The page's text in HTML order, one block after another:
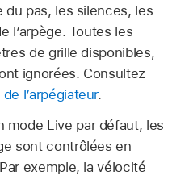
du pas, les silences, les
l’arpège. Toutes les
de grille disponibles,
ignorées. Consultez
l’arpégiateur.
mode Live par défaut, les
sont contrôlées en
exemple, la vélocité